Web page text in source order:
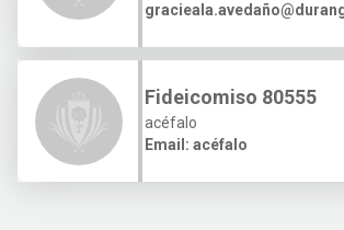
Fideicomiso 80555
acéfalo
Email: acéfalo